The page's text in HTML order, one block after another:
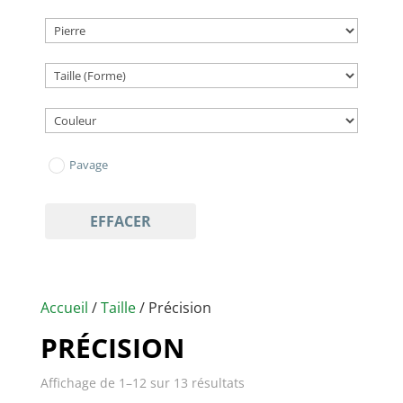
Accueil /Taille/ Précision
PRÉCISION
Affichage de 1–12 sur 13 résultats
Pavage
EFFACER